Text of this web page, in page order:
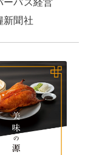
ーパス経営
新聞社